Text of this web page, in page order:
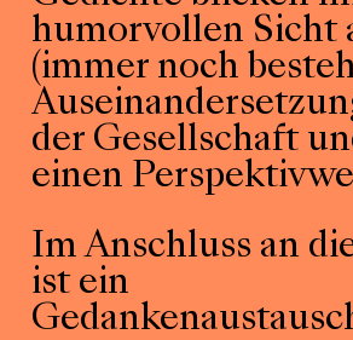
humorvollen Sicht
(immer noch
der Gesellschaft
einen
Im Anschluss an
ist ein